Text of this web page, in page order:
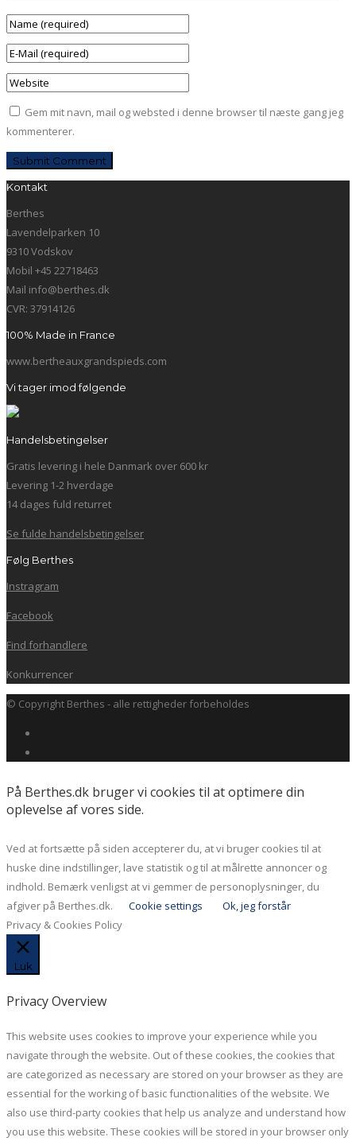
Gem mit navn, mail og websted i denne browser til næste gang jeg
kommenterer.
Kontakt
Berthes
Lavendelparken 10
9310 Vodskov
Mobil +45 22718463
Mail info@berthes.dk
CVR: 37914126
100% Made in France
www.bertheauxgrandspieds.com
Vi tager imod følgende
Handelsbetingelser
Gratis levering i hele Danmark over 600 kr
Levering 1-2 hverdage
14 dages fuld returret
Se fulde handelsbetingelser
Følg Berthes
Instragram
Facebook
Find forhandlere
Konkurrencer
© Copyright Berthes - alle rettigheder forbeholdes
På Berthes.dk bruger vi cookies til at optimere din
oplevelse af vores side.
Ved at fortsætte på siden accepterer du, at vi bruger cookies til at
huske dine indstillinger, lave statistik og til at målrette annoncer og
indhold. Bemærk venligst at vi gemmer de personoplysninger, du
afgiver på Berthes.dk.
Cookie settings
Ok, jeg forstår
Privacy & Cookies Policy
Luk
Privacy Overview
This website uses cookies to improve your experience while you
navigate through the website. Out of these cookies, the cookies that
are categorized as necessary are stored on your browser as they are
essential for the working of basic functionalities of the website. We
also use third-party cookies that help us analyze and understand how
you use this website. These cookies will be stored in your browser only